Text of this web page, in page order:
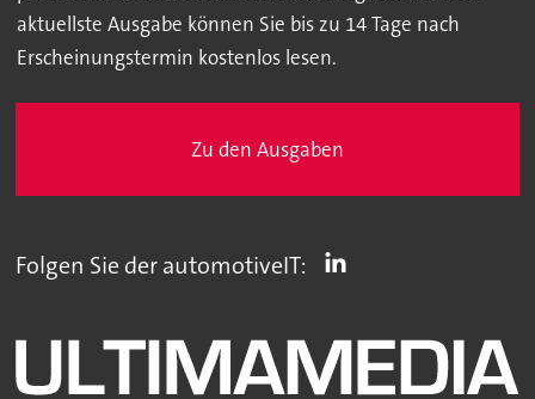
aktuellste Ausgabe können Sie bis zu 14 Tage nach
Erscheinungstermin kostenlos lesen.
Zu den Ausgaben
Folgen Sie der automotiveIT: